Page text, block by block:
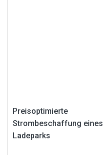
Preisoptimierte
Strombeschaffung eines
Ladeparks